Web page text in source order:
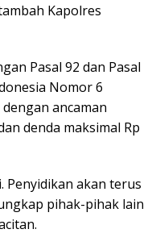
Kapolres
Pasal 92 dan Pasal
Nomor 6
ancaman
denda maksimal Rp
Penyidikan akan terus
pihak-pihak lain